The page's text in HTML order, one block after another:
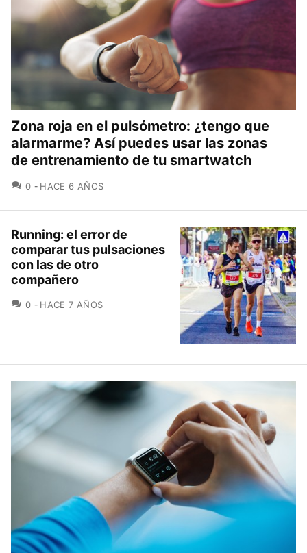
Zona roja en el pulsómetro: ¿tengo que
alarmarme? Así puedes usar las zonas
de entrenamiento de tu smartwatch
0 COMENTARIOS
HACE 6 AÑOS
Running: el error de
comparar tus pulsaciones
con las de otro
compañero
0 COMENTARIOS
HACE 7 AÑOS